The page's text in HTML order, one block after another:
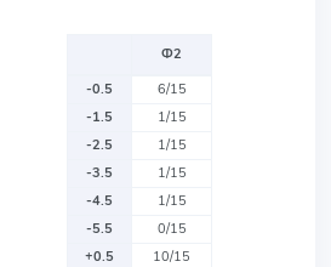
Ф2
-0.5
6/15
-1.5
1/15
-2.5
1/15
-3.5
1/15
-4.5
1/15
-5.5
0/15
+0.5
10/15